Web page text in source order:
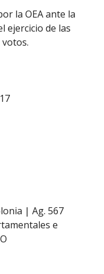
la OEA ante la
ejercicio de las
| Ag. 567
e